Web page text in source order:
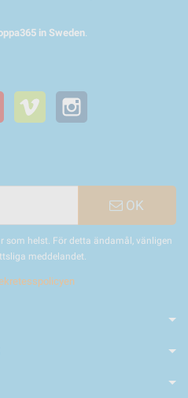
in Sweden.
YouTube Vimeo
OK
som helst. För detta ändamål, vänligen
meddelandet.